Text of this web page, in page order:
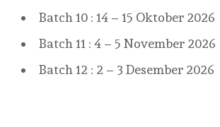
Batch 10 : 14 – 15 Oktober 2026
Batch 11 : 4 – 5 November 2026
Batch 12 : 2 – 3 Desember 2026